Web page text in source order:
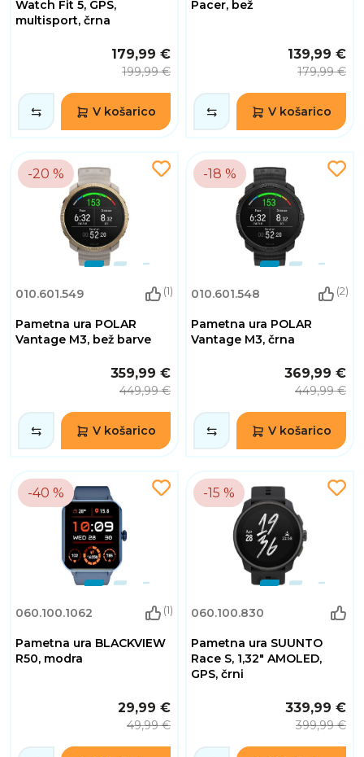
Watch Fit 5, GPS,
multisport, črna
179,99 €
199,99 €
V košarico
Pacer, bež
139,99 €
179,99 €
V košarico
-20 %
010.601.549 (1)
Pametna ura POLAR
Vantage M3, bež barve
359,99 €
449,99 €
V košarico
-18 %
010.601.548 (2)
Pametna ura POLAR
Vantage M3, črna
369,99 €
449,99 €
V košarico
-40 %
060.100.1062 (1)
Pametna ura BLACKVIEW
R50, modra
29,99 €
49,99 €
-15 %
060.100.830
Pametna ura SUUNTO
Race S, 1,32" AMOLED,
GPS, črni
339,99 €
399,99 €